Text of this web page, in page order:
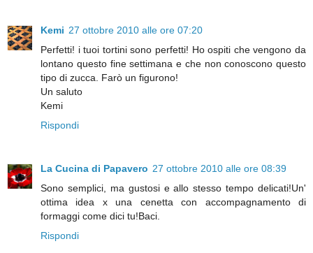
Kemi 27 ottobre 2010 alle ore 07:20
Perfetti! i tuoi tortini sono perfetti! Ho ospiti che vengono da
lontano questo fine settimana e che non conoscono questo
tipo di zucca. Farò un figurono!
Un saluto
Kemi
Rispondi
La Cucina di Papavero 27 ottobre 2010 alle ore 08:39
Sono semplici, ma gustosi e allo stesso tempo delicati!Un'
ottima idea x una cenetta con accompagnamento di
formaggi come dici tu!Baci.
Rispondi